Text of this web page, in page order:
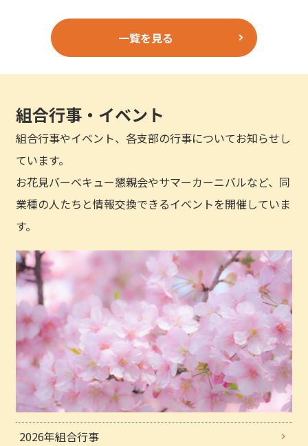
一覧を見る
組合行事・イベント
組合行事やイベント、各支部の行事についてお知らせし
ています。
お花見バーベキュー懇親会やサマーカーニバルなど、同
業種の人たちと情報交換できるイベントを開催していま
す。
2026年組合行事